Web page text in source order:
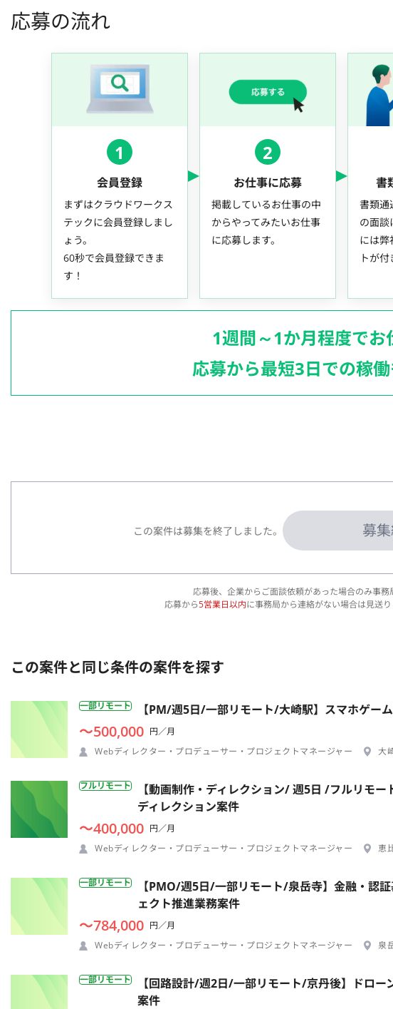
応募の流れ
1
会員登録
まずはクラウドワークス
テックに会員登録しまし
ょう。
60秒で会員登録できま
す！
2
お仕事に応募
掲載しているお仕事の中
からやってみたいお仕事
に応募します。
書
書類通
の面談
には弊
トが付
1週間～1か月程度でお
応募から最短3日での稼
この案件は募集を終了しました。 募
応募後、企業からご面談依頼があった場合のみ事務
応募から5営業日以内に事務局から連絡がない場合は見送
この案件と同じ条件の案件を探す
一部リモート 【PM/週5日/一部リモート/大崎駅】スマホゲー
〜500,000 円／月
Webディレクター・プロデューサー・プロジェクトマネージャー
大
フルリモート
【動画制作・ディレクション/ 週5日 /フルリモ
ディレクション案件
〜400,000 円／月
Webディレクター・プロデューサー・プロジェクトマネージャー
恵
一部リモート
【PMO/週5日/一部リモート/泉岳寺】金融・認
ェクト推進業務案件
〜784,000 円／月
Webディレクター・プロデューサー・プロジェクトマネージャー
泉
一部リモート
【回路設計/週2日/一部リモート/京丹後】ドロ
案件